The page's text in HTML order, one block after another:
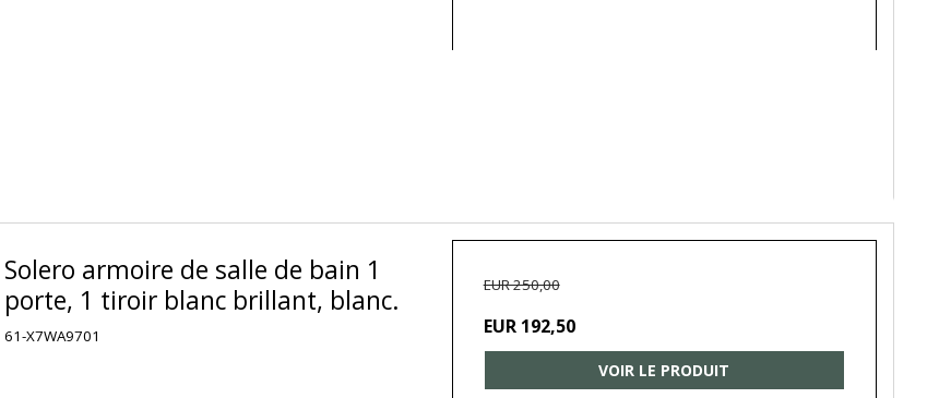
Solero armoire de salle de bain 1
porte, 1 tiroir blanc brillant, blanc.
61-X7WA9701
EUR 250,00
EUR 192,50
VOIR LE PRODUIT